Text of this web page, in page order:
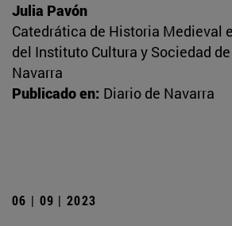
Julia Pavón
Catedrática de Historia Medieval
del Instituto Cultura y Sociedad
Navarra
Publicado en: Diario de Navarra
06 | 09 | 2023